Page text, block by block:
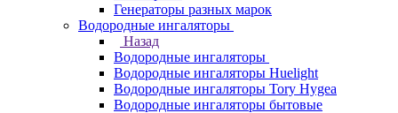
Генераторы разных марок
Водородные ингаляторы
Назад
Водородные ингаляторы
Водородные ингаляторы Huelight
Водородные ингаляторы Tory Hygea
Водородные ингаляторы бытовые